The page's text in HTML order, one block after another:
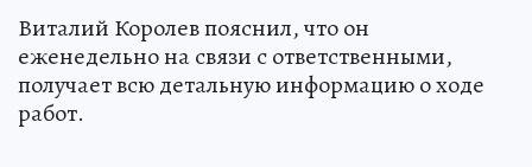
Виталий Королев пояснил, что он
еженедельно на связи с ответственными,
получает всю детальную информацию о ходе
работ.